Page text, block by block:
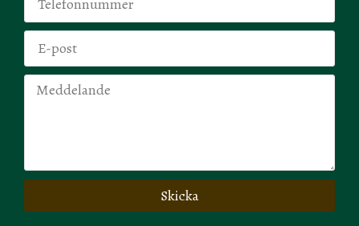
Skicka